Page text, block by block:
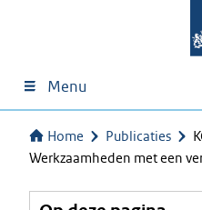
Menu
Home Publicaties
Werkzaamheden met een